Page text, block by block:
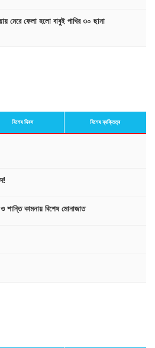
মেরে ফেলা হলো বাবুই পাখির ৩০ ছানা
বিশেষ দিবস বিশেষ ব্যক্তিত্ব
শান্তি কামনায় বিশেষ মোনাজাত